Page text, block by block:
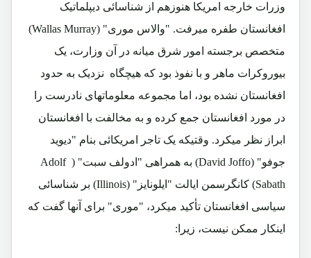
وزرات خارجه امریکا هنوزهم از شناسائی دیپلماتیک
افغانستان طفره میرفت. "والاس موری" (Wallas Murray
)
متخصص برجسته امور شرق میانه در آن وزارت، یک
بیوروکرات ماهر و با نفوذ بود که هیچگاه نزدیک به حدود
افغانستان نشده بود، اما مجموعه معلوماتهای نادرست را
در مورد افغانستان جمع کرده و به مخالفت با افغانستان
ابراز نظر میکرد. وقتیکه یک تاجر امریکائی بنام "دیوید
جوفو" (David Joffo) به همراهی "ادولف سبت" ( Adolf
Sabath) کانگرسمن ایالت "ایلونایز" (Illinois
) بر شناسائی
سیاسی افغانستان تأکید میکرد، "موری" برای آنها گفت که
اینکار ممکن نیست، زیرا: